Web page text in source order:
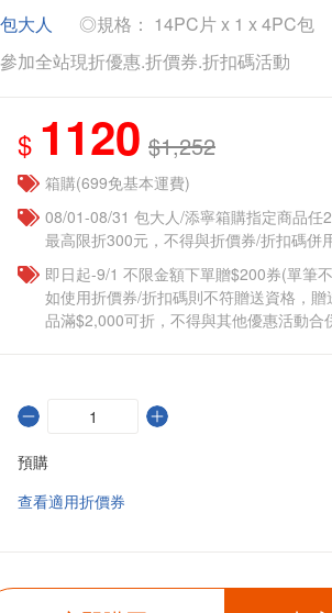
包大人
◎規格： 14PC片 x 1 x 4PC包
加全站現折優惠.折價券.折扣碼活動
$ 1120 $1,252
箱購(699免基本運費)
08/01-08/31 包大人/添寧箱購指定商品任
最高限折300元，不得與折價券/折扣碼併
即日起-9/1 不限金額下單贈$200券(單筆
如使用折價券/折扣碼則不符贈送資格，
品滿$2,000可折，不得與其他優惠活動合
預購
查看適用折價券